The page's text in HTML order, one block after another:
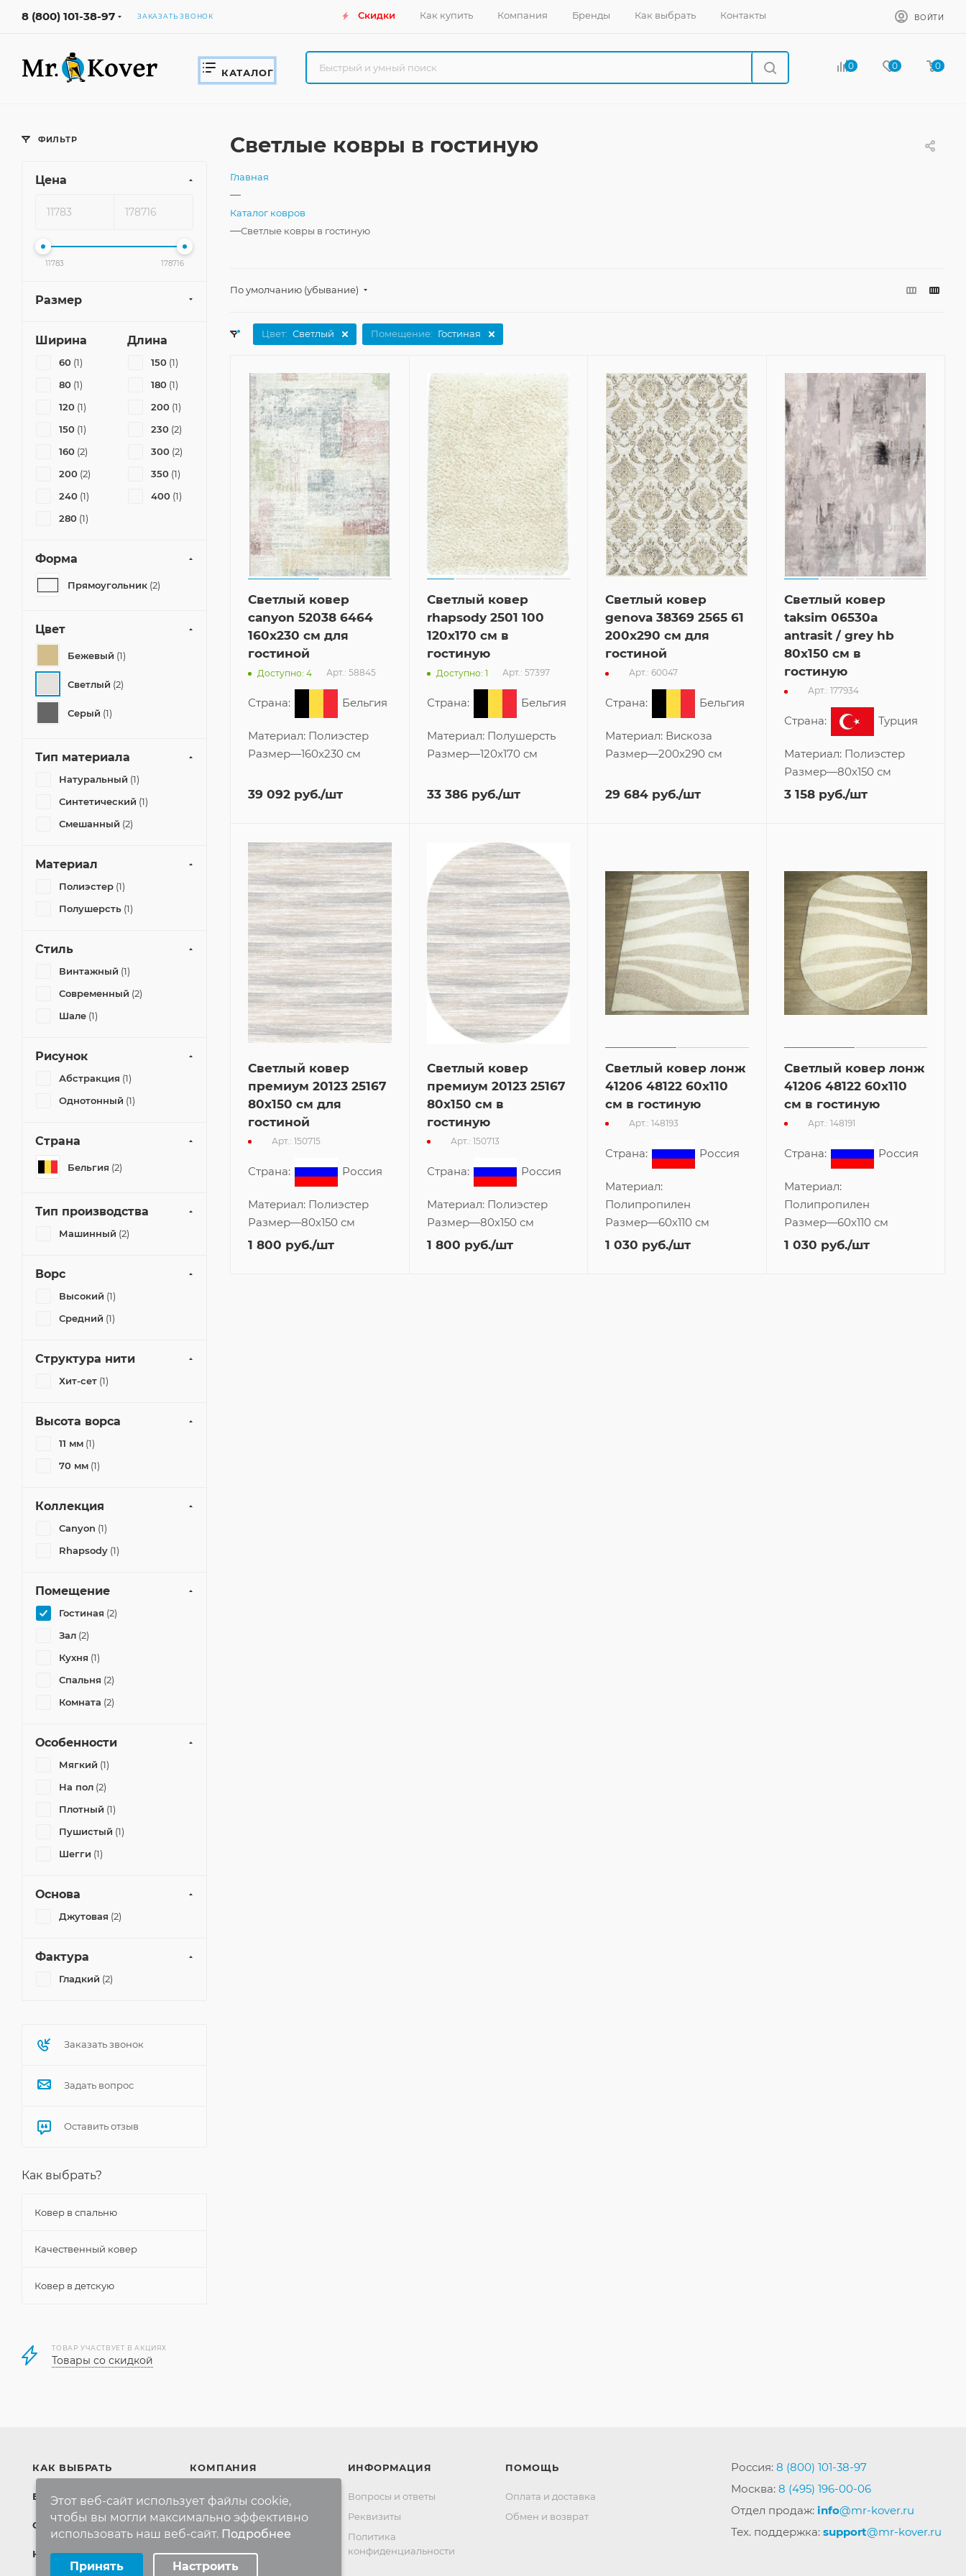
8 (800) 101-38-97 ЗАКАЗАТЬ ЗВОНОК Скидки Как купить Компания Бренды Как выбрать Контакты ВОЙТИ
КАТАЛОГ
0 0 0
Светлые ковры в гостиную
Главная
—
Каталог ковров
—Светлые ковры в гостиную
По умолчанию (убывание)
Цвет: Светлый Помещение: Гостиная
Светлый ковер
canyon 52038 6464
160x230 см для
гостиной
Доступно: 4 Арт.: 58845
Страна: Бельгия
Материал: Полиэстер
Размер—160x230 см
39 092 руб./шт
Светлый ковер
rhapsody 2501 100
120x170 см в
гостиную
Доступно: 1 Арт.: 57397
Страна: Бельгия
Материал: Полушерсть
Размер—120x170 см
33 386руб./шт
Светлый ковер
genova 38369 2565 61
200x290 см для
гостиной
Арт.: 60047
Страна: Бельгия
Материал: Вискоза
Размер—200x290 см
29 684 руб./шт
Светлый ковер
taksim 06530a
antrasit / grey hb
80x150 см в
гостиную
Арт.: 177934
Страна: Турция
Материал: Полиэстер
Размер—80x150 см
3 158руб./шт
Светлый ковер
премиум 20123 25167
80x150 см для
гостиной
Арт.: 150715
Страна: Россия
Материал: Полиэстер
Размер—80x150 см
1 800 руб./шт
Светлый ковер
премиум 20123 25167
80x150 см в
гостиную
Арт.: 150713
Страна: Россия
Материал: Полиэстер
Размер—80x150 см
1 800 руб./шт
Светлый ковер лонж
41206 48122 60x110
см в гостиную
Арт.: 148193
Страна: Россия
Материал:
Полипропилен
Размер—60x110 см
1 030 руб./шт
Светлый ковер лонж
41206 48122 60x110
см в гостиную
Арт.: 148191
Страна: Россия
Материал:
Полипропилен
Размер—60x110 см
1 030 руб./шт
ФИЛЬТР
Цена
11783 178716
Размер
Ширина
60 (1)
80 (1)
120 (1)
150 (1)
160 (2)
200 (2)
240 (1)
280 (1)
Длина
150 (1)
180 (1)
200 (1)
230 (2)
300 (2)
350 (1)
400 (1)
Форма
Прямоугольник (2)
Цвет
Бежевый (1)
Светлый (2)
Серый (1)
Тип материала
Натуральный (1)
Синтетический (1)
Смешанный (2)
Материал
Полиэстер (1)
Полушерсть (1)
Стиль
Винтажный (1)
Современный (2)
Шале (1)
Рисунок
Абстракция (1)
Однотонный (1)
Страна
Бельгия (2)
Тип производства
Машинный (2)
Ворс
Высокий (1)
Средний (1)
Структура нити
Хит-сет (1)
Высота ворса
11 мм (1)
70 мм (1)
Коллекция
Canyon (1)
Rhapsody (1)
Помещение
Гостиная (2)
Зал (2)
Кухня (1)
Спальня (2)
Комната (2)
Особенности
Мягкий (1)
На пол (2)
Плотный (1)
Пушистый (1)
Шегги (1)
Основа
Джутовая (2)
Фактура
Гладкий (2)
Заказать звонок
Задать вопрос
Оставить отзыв
Как выбрать?
Ковер в спальню
Качественный ковер
Ковер в детскую
ТОВАР УЧАСТВУЕТ В АКЦИЯХ
Товары со скидкой
КАК ВЫБРАТЬ
БРЕНДЫ
СКИДКИ
КАРТА САЙТА
КОМПАНИЯ
Компания
Контакты
ИНФОРМАЦИЯ
Вопросы и ответы
Реквизиты
Политика
конфиденциальности
ПОМОЩЬ
Оплата и доставка
Обмен и возврат
Россия: 8 (800) 101-38-97
Москва: 8 (495) 196-00-06
Отдел продаж: info@mr-kover.ru
Тех. поддержка: support@mr-kover.ru
Этот веб-сайт использует файлы cookie,
чтобы вы могли максимально эффективно
использовать наш веб-сайт. Подробнее
Минимальные Аналитические/Функциональные
Принять Настроить